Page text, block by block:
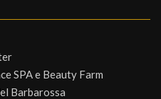
SPA e Beauty Farm
Barbarossa